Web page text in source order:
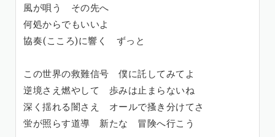
風が唄う その先へ
何処からでもいいよ
協奏(こころ)に響く ずっと
この世界の救難信号 僕に託してみてよ
逆境さえ燃やして 歩みは止まらないね
深く揺れる闇さえ オールで搔き分けてさ
蛍が照らす道導 新たな 冒険へ行こう